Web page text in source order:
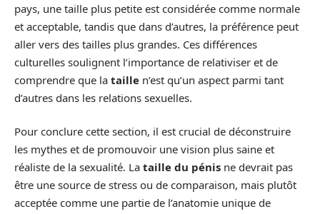
pays, une taille plus petite est considérée comme normale
et acceptable, tandis que dans d’autres, la préférence peut
aller vers des tailles plus grandes. Ces différences
culturelles soulignent l’importance de relativiser et de
comprendre que la taille n’est qu’un aspect parmi tant
d’autres dans les relations sexuelles.
Pour conclure cette section, il est crucial de déconstruire
les mythes et de promouvoir une vision plus saine et
réaliste de la sexualité. La taille du pénis ne devrait pas
être une source de stress ou de comparaison, mais plutôt
acceptée comme une partie de l’anatomie unique de